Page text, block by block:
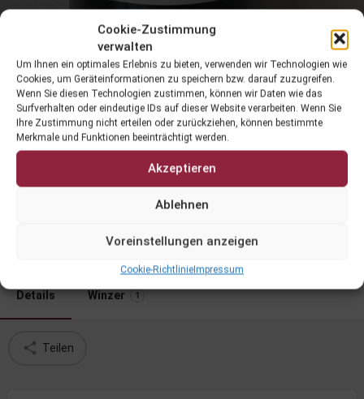
Cookie-Zustimmung
verwalten
Um Ihnen ein optimales Erlebnis zu bieten, verwenden wir Technologien wie
Cookies, um Geräteinformationen zu speichern bzw. darauf zuzugreifen.
Wenn Sie diesen Technologien zustimmen, können wir Daten wie das
Surfverhalten oder eindeutige IDs auf dieser Website verarbeiten. Wenn Sie
Ihre Zustimmung nicht erteilen oder zurückziehen, können bestimmte
Merkmale und Funktionen beeinträchtigt werden.
Akzeptieren
Ablehnen
Voreinstellungen anzeigen
Cookie-RichtlinieImpressum
Wild Cuvée 19
Datenblatt
Details Winzer 1
Teilen